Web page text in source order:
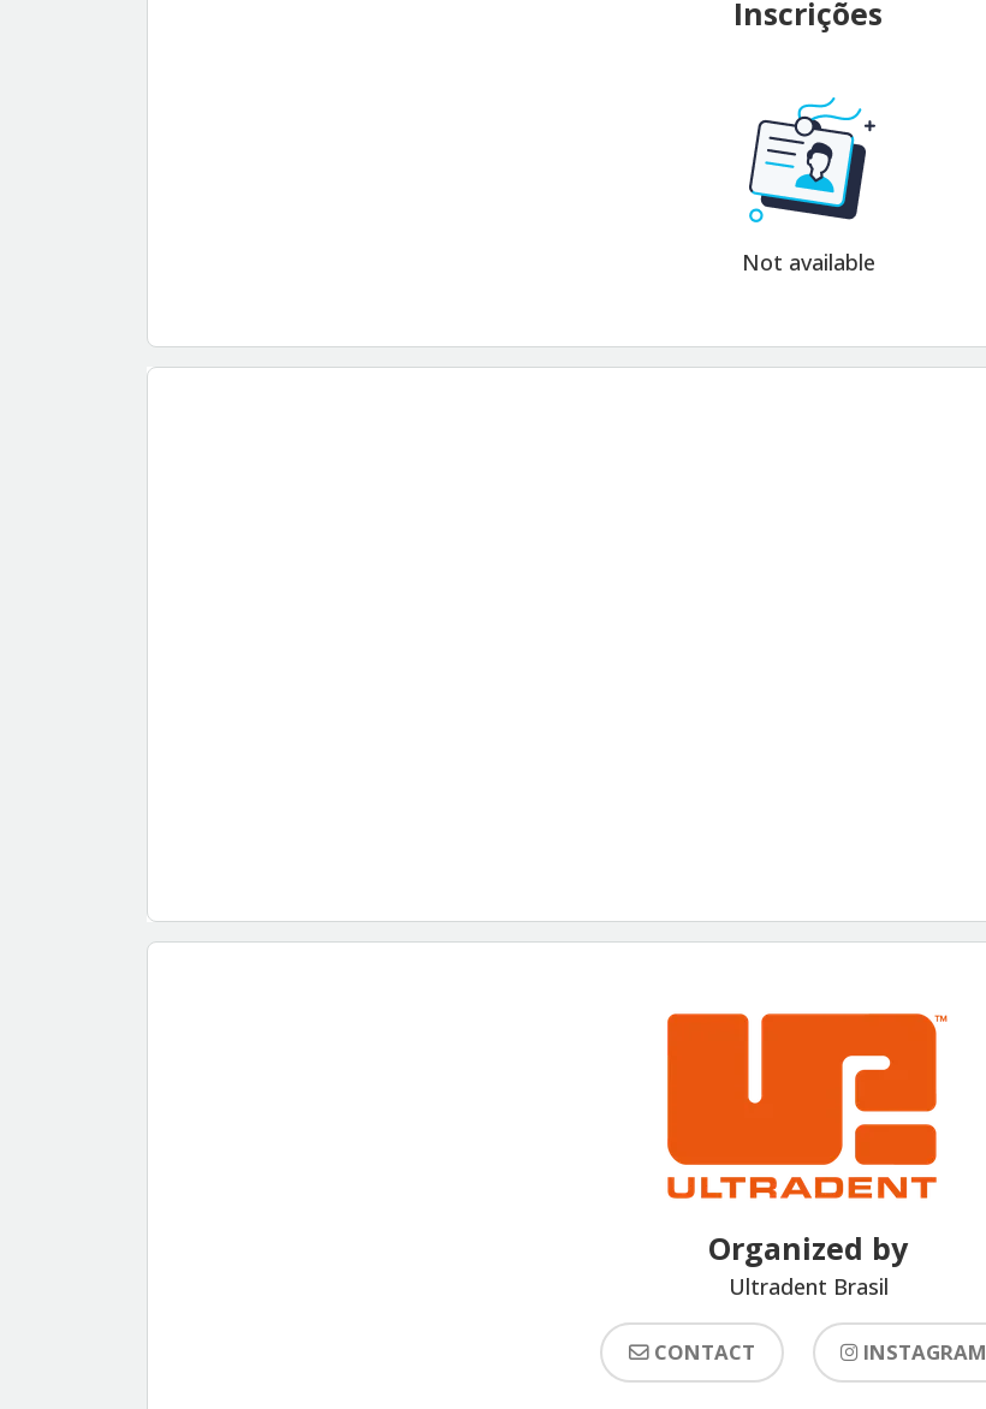
Inscrições
Not available
Organized by
Ultradent Brasil
CONTACT INSTAGRAM